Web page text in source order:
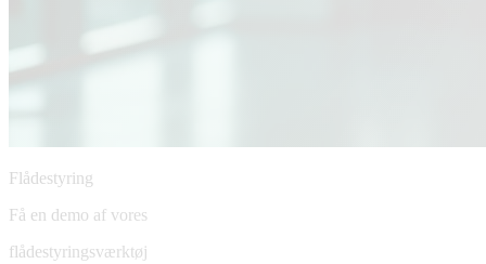
Flådestyring
Få en demo af vores
flådestyringsværktøj